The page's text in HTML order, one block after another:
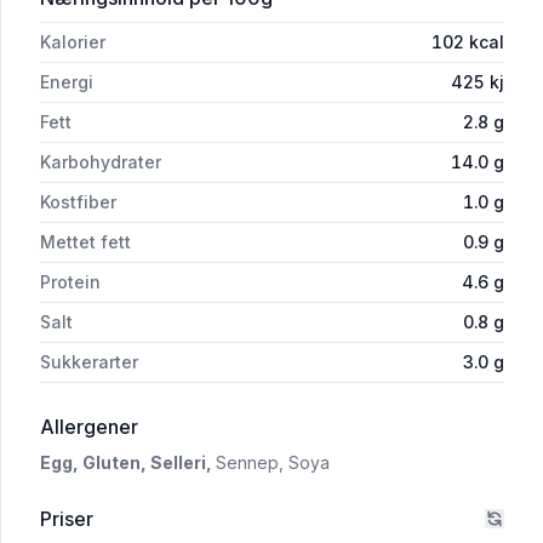
Kalorier 102 kcal
Energi
425 kj
Fett
2.8 g
Karbohydrater
14.0 g
Kostfiber
1.0 g
Mettet fett
0.9 g
Protein
4.6 g
Salt
0.8 g
Sukkerarter
3.0 g
Allergeneri 'Pasta Bolognese 350g Matbørsen'
Egg, Gluten, Selleri, Sennep, Soya
Priser